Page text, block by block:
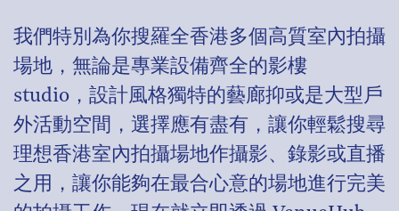
我們特別為你搜羅全香港多個高質室內拍攝
場地，無論是專業設備齊全的影樓
studio，設計風格獨特的藝廊抑或是大型戶
外活動空間，選擇應有盡有，讓你輕鬆搜尋
理想香港室內拍攝場地作攝影、錄影或直播
之用，讓你能夠在最合心意的場地進行完美